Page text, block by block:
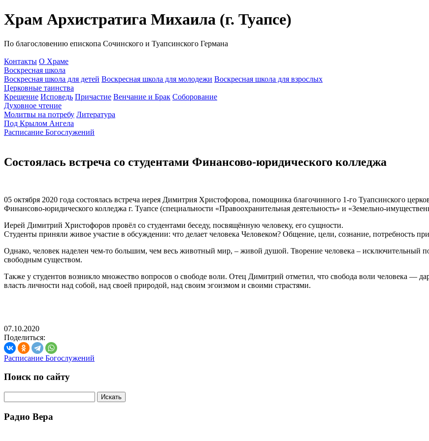
Храм Архистратига Михаила (г. Туапсе)
По благословению епископа Сочинского и Туапсинского Германа
Контакты О Храме
Воскресная школа
Воскресная школа для детей Воскресная школа для молодежи Воскресная школа для взрослых
Церковные таинства
Крещение Исповедь Причастие Венчание и Брак Соборование
Духовное чтение
Молитвы на потребу Литература
Под Крылом Ангела
Расписание Богослужений
Состоялась встреча со студентами Финансово-юридического колледжа
05 октября 2020 года состоялась встреча иерея Димитрия Христофорова, помощника благочинного 1-го Туапсинского
Финансово-юридического колледжа г. Туапсе (специальности «Правоохранительная деятельность» и «Земельно-
Иерей Димитрий Христофоров провёл со студентами беседу, посвящённую человеку, его сущности.
Студенты приняли живое участие в обсуждении: что делает человека Человеком? Общение, цели, сознание, потребность
Однако, человек наделен чем-то большим, чем весь животный мир, – живой душой. Творение человека – исключительный
свободным существом.
Также у студентов возникло множество вопросов о свободе воли. Отец Димитрий отметил, что свобода воли человека —
власть личности над собой, над своей природой, над своим эгоизмом и своими страстями.
07.10.2020
Поделиться:
Расписание Богослужений
Поиск по сайту
Радио Вера